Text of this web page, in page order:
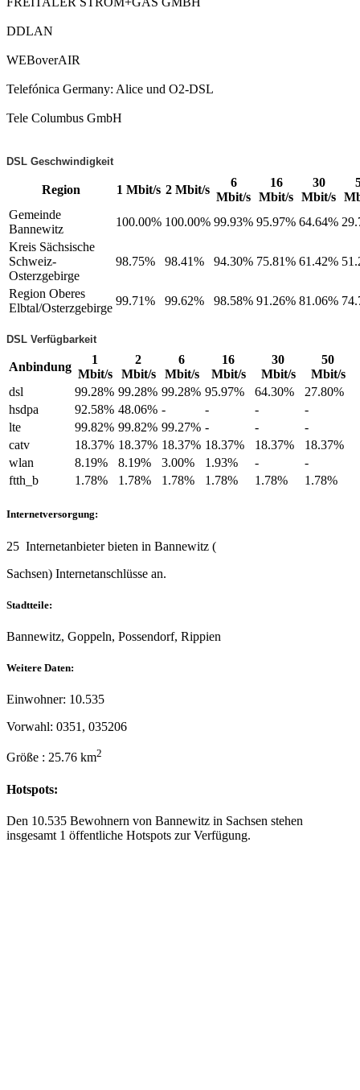
DDLAN
WEBoverAIR
Telefónica Germany: Alice und O2-DSL
Tele Columbus GmbH
DSL Geschwindigkeit
Region 1 Mbit/s 2 Mbit/s
6
Mbit/s
16
Mbit/s
30
Mbit/s
Gemeinde
Bannewitz
100.00% 100.00% 99.93% 95.97% 64.64%
Kreis Sächsische
Schweiz-
Osterzgebirge
98.75% 98.41% 94.30% 75.81% 61.42%
Region Oberes
Elbtal/Osterzgebirge
99.71% 99.62% 98.58% 91.26% 81.06%
DSL Verfügbarkeit
Anbindung
1
Mbit/s
2
Mbit/s
6
Mbit/s
16
Mbit/s
30
Mbit/s
50
Mbit/s
dsl
99.28% 99.28% 99.28% 95.97% 64.30%
27.80%
hsdpa
92.58% 48.06% - - -
-
lte
99.82% 99.82% 99.27% - -
-
catv
18.37% 18.37% 18.37% 18.37% 18.37%
18.37%
wlan
8.19% 8.19% 3.00% 1.93% -
-
ftth_b
1.78% 1.78% 1.78% 1.78% 1.78% 1.78%
Internetversorgung:
25 Internetanbieter bieten in Bannewitz (
Sachsen) Internetanschlüsse an.
Stadtteile:
Bannewitz, Goppeln, Possendorf, Rippien
Weitere Daten:
Einwohner: 10.535
Vorwahl: 0351, 035206
Größe : 25.76 km2
Hotspots:
Den 10.535 Bewohnern von Bannewitz in Sachsen stehen
insgesamt 1 öffentliche Hotspots zur Verfügung.